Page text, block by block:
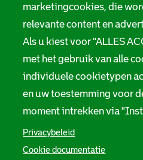
marketingcookies, die
relevante content en
Als u kiest voor "ALLES
met het gebruik van alle
individuele cookietypen
en uw toestemming voor
moment intrekken via
Privacybeleid
Cookie documentatie
Suggesties en opmerkingen
Stadsarchief Rotterdam
Hofdijk 651, 3032 CG
Postbus 71, 3000 AB
TEL: 010 267 55 55